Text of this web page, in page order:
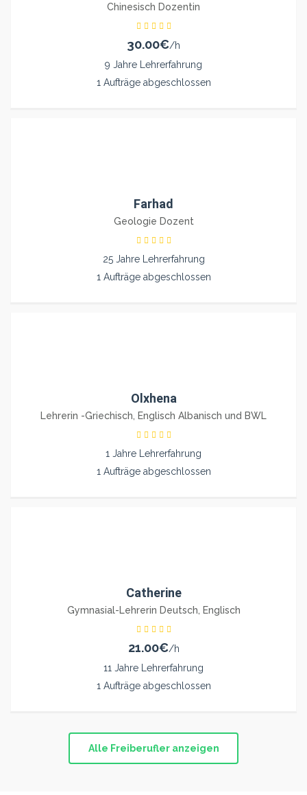
Chinesisch Dozentin
30.00€/h
9 Jahre Lehrerfahrung
1 Aufträge abgeschlossen
Farhad
Geologie Dozent
25 Jahre Lehrerfahrung
1 Aufträge abgeschlossen
Olxhena
Lehrerin -Griechisch, Englisch Albanisch und BWL
1 Jahre Lehrerfahrung
1 Aufträge abgeschlossen
Catherine
Gymnasial-Lehrerin Deutsch, Englisch
21.00€/h
11 Jahre Lehrerfahrung
1 Aufträge abgeschlossen
Alle Freiberufler anzeigen